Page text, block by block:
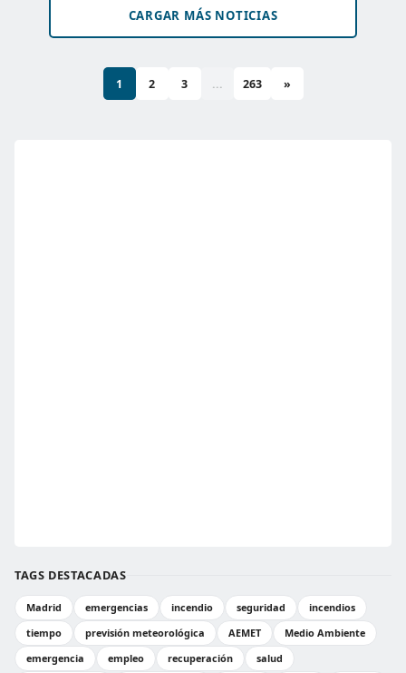
CARGAR MÁS NOTICIAS
1 2 3 ... 263 »
TAGS DESTACADAS
Madrid emergencias incendio seguridad
incendios
tiempo
previsión meteorológica AEMET
Medio Ambiente
emergencia
empleo recuperación
salud